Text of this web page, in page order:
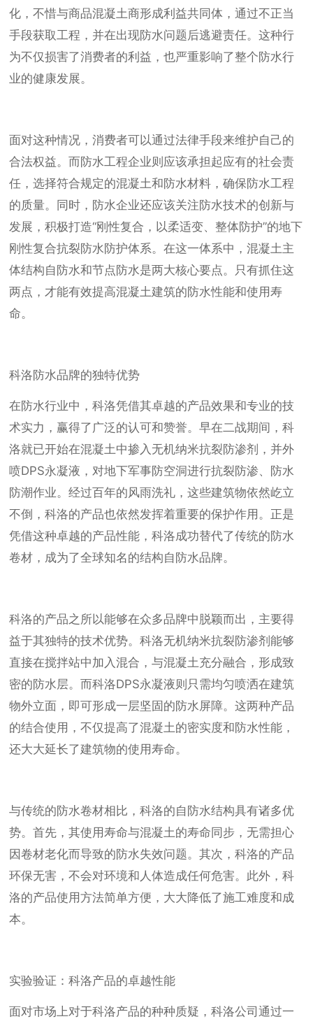
化，不惜与商品混凝土商形成利益共同体，通过不正当
手段获取工程，并在出现防水问题后逃避责任。这种行
为不仅损害了消费者的利益，也严重影响了整个防水行
业的健康发展。
面对这种情况，消费者可以通过法律手段来维护自己的
合法权益。而防水工程企业则应该承担起应有的社会责
任，选择符合规定的混凝土和防水材料，确保防水工程
的质量。同时，防水企业还应该关注防水技术的创新与
发展，积极打造“刚性复合，以柔适变、整体防护”的地下
刚性复合抗裂防水防护体系。在这一体系中，混凝土主
体结构自防水和节点防水是两大核心要点。只有抓住这
两点，才能有效提高混凝土建筑的防水性能和使用寿
命。
科洛防水品牌的独特优势
在防水行业中，科洛凭借其卓越的产品效果和专业的技
术实力，赢得了广泛的认可和赞誉。早在二战期间，科
洛就已开始在混凝土中掺入无机纳米抗裂防渗剂，并外
喷DPS永凝液，对地下军事防空洞进行抗裂防渗、防水
防潮作业。经过百年的风雨洗礼，这些建筑物依然屹立
不倒，科洛的产品也依然发挥着重要的保护作用。正是
凭借这种卓越的产品性能，科洛成功替代了传统的防水
卷材，成为了全球知名的结构自防水品牌。
科洛的产品之所以能够在众多品牌中脱颖而出，主要得
益于其独特的技术优势。科洛无机纳米抗裂防渗剂能够
直接在搅拌站中加入混合，与混凝土充分融合，形成致
密的防水层。而科洛DPS永凝液则只需均匀喷洒在建筑
物外立面，即可形成一层坚固的防水屏障。这两种产品
的结合使用，不仅提高了混凝土的密实度和防水性能，
还大大延长了建筑物的使用寿命。
与传统的防水卷材相比，科洛的自防水结构具有诸多优
势。首先，其使用寿命与混凝土的寿命同步，无需担心
因卷材老化而导致的防水失效问题。其次，科洛的产品
环保无害，不会对环境和人体造成任何危害。此外，科
洛的产品使用方法简单方便，大大降低了施工难度和成
本。
实验验证：科洛产品的卓越性能
面对市场上对于科洛产品的种种质疑，科洛公司通过一